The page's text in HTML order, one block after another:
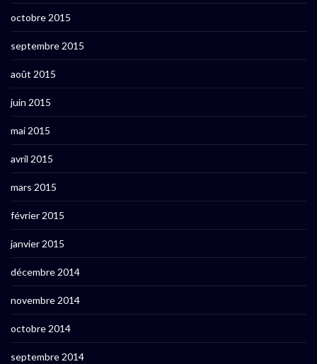
octobre 2015
septembre 2015
août 2015
juin 2015
mai 2015
avril 2015
mars 2015
février 2015
janvier 2015
décembre 2014
novembre 2014
octobre 2014
septembre 2014